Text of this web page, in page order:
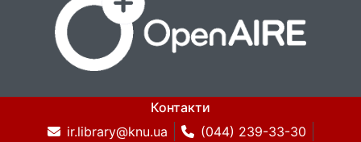
Контакти
ir.library@knu.ua
(044) 239-33-30